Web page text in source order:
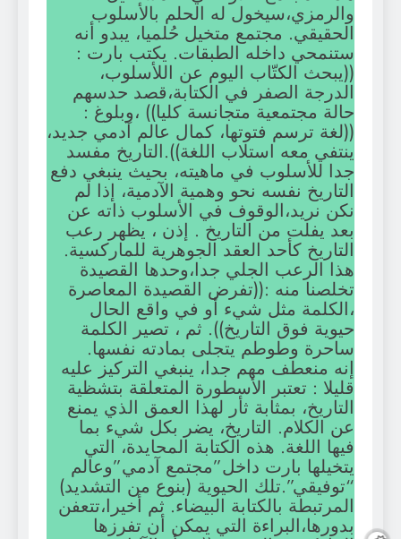
والرمزي،سيخول له الحلم بالأسلوب
الحقيقي. مجتمع متخيل حُلميا، يبدو أنه
ستنمحي داخله الطبقات. يكتب بارت :
((يبحث الكتّاب اليوم عن اللأسلوب،
الدرجة الصفر في الكتابة،قصد حدسهم
حالة مجتمعية متجانسة كليا)) ،وبلوغ :
((لغة ترسم فتوتها، كمال عالم آدمي جديد،
ينتفي معه استلاب اللغة)).التاريخ مفسد
جدا للأسلوب في ماهيته، بحيث ينبغي دفع
التاريخ نفسه نحو وهمية الآدمية، إذا لم
نكن نريد،الوقوف في الأسلوب ذاته عن
بعد يفلت من التاريخ . إذن ، يظهر رعب
التاريخ كأحد العقد الجوهرية للماركسية.
هذا الرعب الجلي جدا،وحدها القصيدة
تخلصنا منه :((تفرض القصيدة المعاصرة
،الكلمة مثل شيء أو في واقع الحال
حيوية فوق التاريخ)). ثم ، تصير الكلمة
ساحرة وطوطم يتجلى بمادته نفسها.
إنه منعطف مهم جدا، ينبغي التركيز عليه
قليلا : تعتبر الأسطورة المتعلقة بتشظية
التاريخ، بمثابة ثأر لهذا العمق الذي يمنع
عن الكلام. التاريخ، يضر بكل شيء بما
فيها اللغة. هذه الكتابة المحايدة، التي
يتخيلها بارت داخل”مجتمع آدمي”وعالم
“توفيقي”.تلك الحيوية (بنوع من التشديد)
المرتبطة بالكتابة البيضاء. ثم أخيرا،تتعفن
بدورها،البراءة التي يمكن أن تفرزها